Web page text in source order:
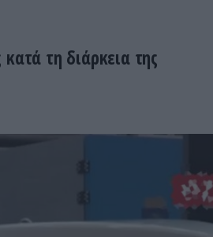
τη διάρκεια της